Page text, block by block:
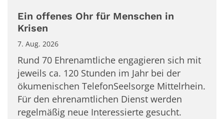
Ein offenes Ohr für Menschen in
Krisen
7. Aug. 2026
Rund 70 Ehrenamtliche engagieren sich mit
jeweils ca. 120 Stunden im Jahr bei der
ökumenischen TelefonSeelsorge Mittelrhein.
Für den ehrenamtlichen Dienst werden
regelmäßig neue Interessierte gesucht.